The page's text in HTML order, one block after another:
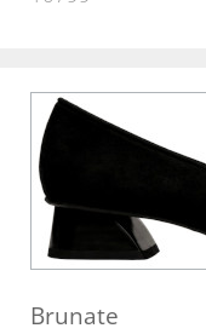
Brunate